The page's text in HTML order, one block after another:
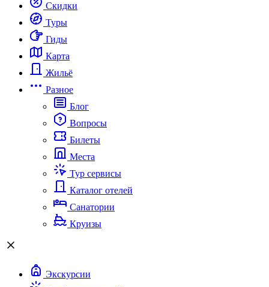
Скидки
Туры
Гиды
Карта
Жильё
Разное
Блог
Вопросы
Билеты
Места
Тур сервисы
Каталог отелей
Санатории
Круизы
Экскурсии